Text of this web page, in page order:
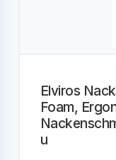
Elviros
Foam,
u